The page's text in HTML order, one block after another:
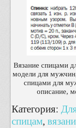
Вязание спицами
модели для
спицами для
описание,
Категория:
спицам,